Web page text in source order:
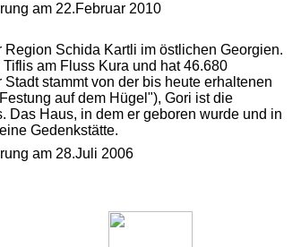
am 22.Februar 2010
Region Schida Kartli im östlichen Georgien.
am Fluss Kura und hat 46.680
stammt von der bis heute erhaltenen
auf dem Hügel"), Gori ist die
Das Haus, in dem er geboren wurde und in
Gedenkstätte.
am 28.Juli 2006